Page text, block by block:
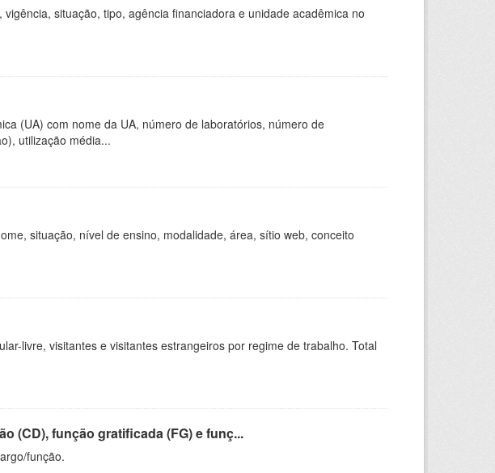
situação, tipo, agência financiadora e unidade acadêmica no
(UA) com nome da UA, número de laboratórios, número de
utilização média...
situação, nível de ensino, modalidade, área, sítio web, conceito
livre, visitantes e visitantes estrangeiros por regime de trabalho. Total
(CD), função gratificada (FG) e funç...
função.